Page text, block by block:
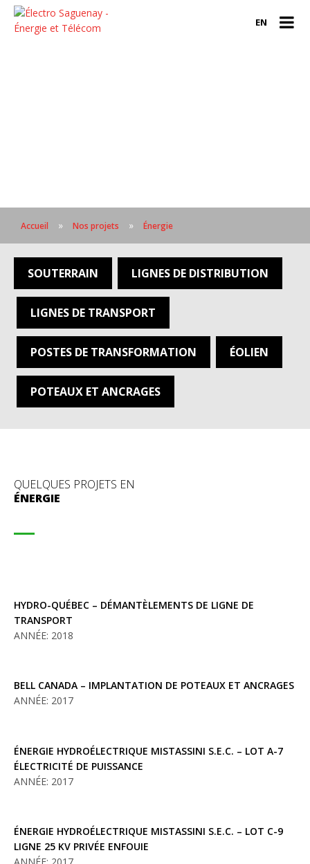
EN
Accueil » Nos projets » Énergie
SOUTERRAIN LIGNES DE DISTRIBUTION
LIGNES DE TRANSPORT
POSTES DE TRANSFORMATION ÉOLIEN
POTEAUX ET ANCRAGES
QUELQUES PROJETS EN
ÉNERGIE
HYDRO-QUÉBEC – DÉMANTÈLEMENTS DE LIGNE DE
TRANSPORT
ANNÉE: 2018
BELL CANADA – IMPLANTATION DE POTEAUX ET ANCRAGES
ANNÉE: 2017
ÉNERGIE HYDROÉLECTRIQUE MISTASSINI S.E.C. – LOT A-7
ÉLECTRICITÉ DE PUISSANCE
ANNÉE: 2017
ÉNERGIE HYDROÉLECTRIQUE MISTASSINI S.E.C. – LOT C-9
LIGNE 25 KV PRIVÉE ENFOUIE